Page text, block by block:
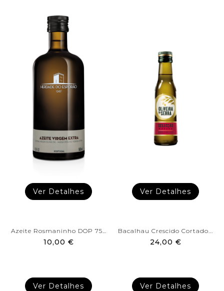
Ver Detalhes Ver Detalhes
10,00 €
Ver Detalhes
Bacalhau Crescido Cortado...
24,00 €
Ver Detalhes